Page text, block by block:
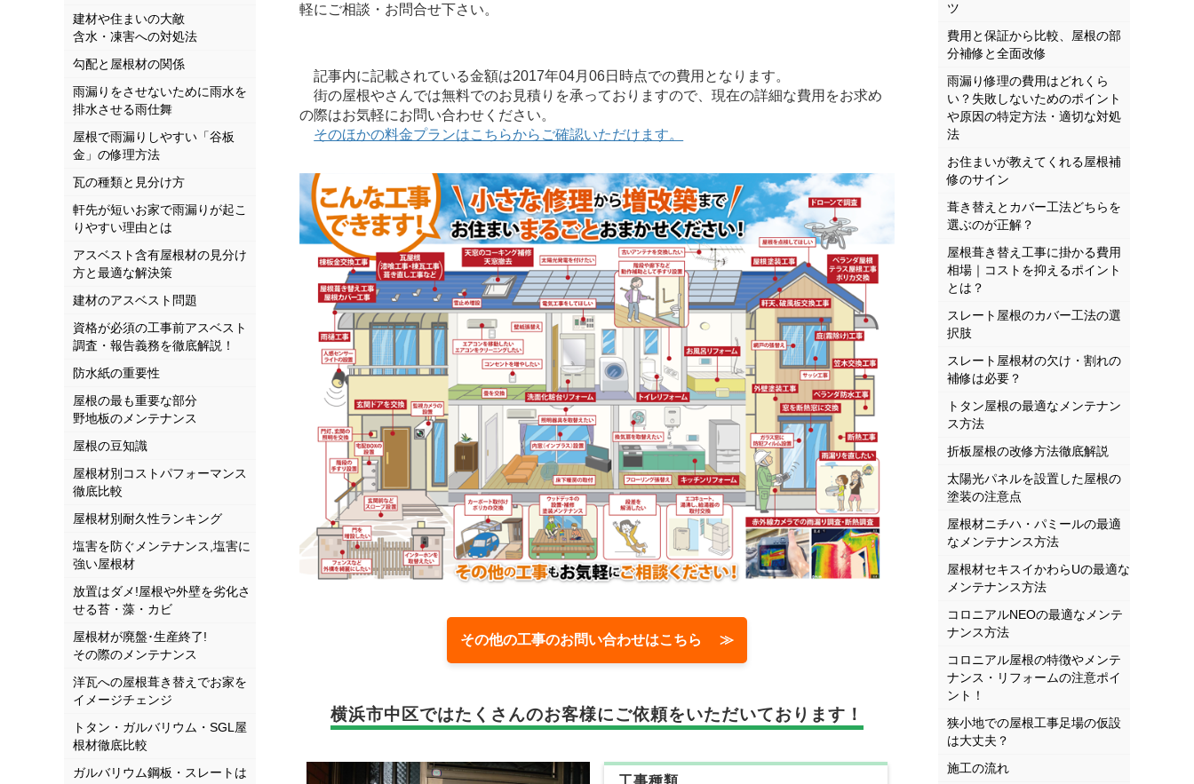
建材や住まいの大敵
含水・凍害への対処法
勾配と屋根材の関係
雨漏りをさせないために雨水を
排水させる雨仕舞
屋根で雨漏りしやすい「谷板
金」の修理方法
瓦の種類と見分け方
軒先が短いお家で雨漏りが起こ
りやすい理由とは
アスベスト含有屋根材の見分け
方と最適な解決策
建材のアスベスト問題
資格が必須の工事前アスベスト
調査・報告義務を徹底解説！
防水紙の重要性
屋根の最も重要な部分
野地板のメンテナンス
屋根の豆知識
屋根材別コストパフォーマンス
徹底比較
屋根材別耐久性ランキング
塩害を防ぐメンテナンス,塩害に
強い屋根材
放置はダメ!屋根や外壁を劣化さ
せる苔・藻・カビ
屋根材が廃盤･生産終了!
その際のメンテナンス
洋瓦への屋根葺き替えでお家を
イメージチェンジ
トタン・ガルバリウム・SGL屋
根材徹底比較
ガルバリウム鋼板・スレートは
軽にご相談・お問合せ下さい。
記事内に記載されている金額は2017年04月06日時点での費用となります。
街の屋根やさんでは無料でのお見積りを承っておりますので、現在の詳細な費用をお求め
の際はお気軽にお問い合わせください。
そのほかの料金プランはこちらからご確認いただけます。
その他の工事のお問い合わせはこちら ≫
横浜市中区ではたくさんのお客様にご依頼をいただいております！
工事種類
ツ
費用と保証から比較、屋根の部
分補修と全面改修
雨漏り修理の費用はどれくら
い？失敗しないためのポイント
や原因の特定方法・適切な対処
法
お住まいが教えてくれる屋根補
修のサイン
葺き替えとカバー工法どちらを
選ぶのが正解？
屋根葺き替え工事に掛かる費用
相場｜コストを抑えるポイント
とは？
スレート屋根のカバー工法の選
択肢
スレート屋根材の欠け・割れの
補修は必要？
トタン屋根の最適なメンテナン
ス方法
折板屋根の改修方法徹底解説
太陽光パネルを設置した屋根の
塗装の注意点
屋根材ニチハ・パミールの最適
なメンテナンス方法
屋根材セキスイかわらUの最適な
メンテナンス方法
コロニアルNEOの最適なメンテ
ナンス方法
コロニアル屋根の特徴やメンテ
ナンス・リフォームの注意ポイ
ント！
狭小地での屋根工事足場の仮設
は大丈夫？
施工の流れ